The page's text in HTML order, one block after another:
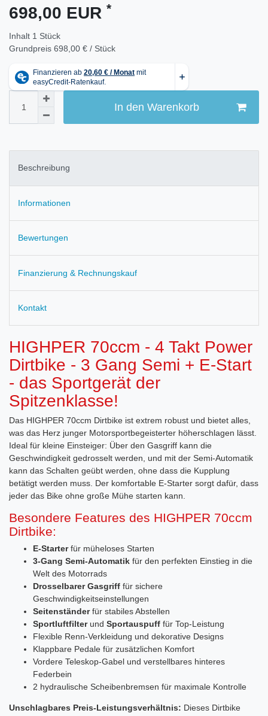
698,00 EUR *
Inhalt 1 Stück
Grundpreis 698,00 € / Stück
In den Warenkorb
Beschreibung
Informationen
Bewertungen
Finanzierung & Rechnungskauf
Kontakt
HIGHPER 70ccm - 4 Takt Power
Dirtbike - 3 Gang Semi + E-Start
- das Sportgerät der
Spitzenklasse!
Das HIGHPER 70ccm Dirtbike ist extrem robust und bietet alles,
was das Herz junger Motorsportbegeisterter höherschlagen lässt.
Ideal für kleine Einsteiger: Über den Gasgriff kann die
Geschwindigkeit gedrosselt werden, und mit der Semi-Automatik
kann das Schalten geübt werden, ohne dass die Kupplung
betätigt werden muss. Der komfortable E-Starter sorgt dafür, dass
jeder das Bike ohne große Mühe starten kann.
Besondere Features des HIGHPER 70ccm
Dirtbike:
E-Starterfür müheloses Starten
3-Gang Semi-Automatik für den perfekten Einstieg in die
Welt des Motorrads
Drosselbarer Gasgriff für sichere
Geschwindigkeitseinstellungen
Seitenständerfür stabiles Abstellen
Sportluftfilterund Sportauspuff für Top-Leistung
Flexible Renn-Verkleidung und dekorative Designs
Klappbare Pedale für zusätzlichen Komfort
Vordere Teleskop-Gabel und verstellbares hinteres
Federbein
2 hydraulische Scheibenbremsen für maximale Kontrolle
Unschlagbares Preis-Leistungsverhältnis: Dieses Dirtbike